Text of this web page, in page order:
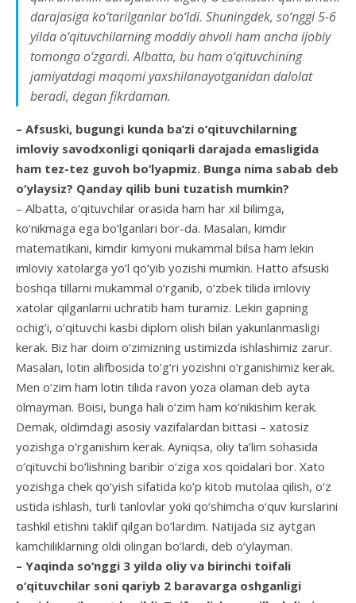
dara­jasiga ko‘tarilganlar bo‘ldi. Shuning­dek, so‘nggi 5-6
yilda o‘qituvchilarning moddiy ahvoli ham ancha ijobiy
tomonga o‘zgardi. Albatta, bu ham o‘qituvchining
jamiyatdagi maqomi yaxshilanayotganidan dalolat
beradi, degan fikrdaman.
– Afsuski, bugungi kunda ba’zi o‘qituvchilarning
imloviy savodxonligi qoniqarli darajada emasligida
ham tez-tez guvoh bo‘lyapmiz. Bunga nima sabab deb
o‘ylaysiz? Qanday qilib buni tuzatish mumkin?
– Albatta, o‘qituvchilar orasida ham har xil bilimga,
ko‘nikmaga ega bo‘lganlari bor-da. Masalan, kimdir
matematikani, kimdir kimyoni mukammal bilsa ham lekin
imloviy xatolarga yo‘l qo‘yib yozishi mum­kin. Hatto afsuski
boshqa tillarni mukammal o‘rganib, o‘zbek tilida imloviy
xatolar qilganlarni uchratib ham turamiz. Lekin gapning
ochig‘i, o‘qituvchi kasbi diplom olish bilan yakunlanmasligi
kerak. Biz har doim o‘zimizning ustimizda ishlashimiz zarur.
Masalan, lotin alifbosida to‘g‘ri yozishni o‘rganishimiz kerak.
Men o‘zim ham lotin tilida ravon yoza olaman deb ayta
olmayman. Boisi, bunga hali o‘zim ham ko‘nikishim kerak.
Demak, oldimdagi asosiy vazifalardan bittasi – xatosiz
yozish­ga o‘rganishim kerak. Ayniqsa, oliy ta’lim sohasida
o‘qituvchi bo‘lishning baribir o‘ziga xos qoidalari bor. Xato
yozishga chek qo‘yish sifatida ko‘p kitob muto­laa qilish, o‘z
ustida ishlash, turli tanlovlar yoki qo‘shimcha o‘quv kurslarini
tashkil etishni taklif qilgan bo‘lardim. Natijada siz aytgan
kamchiliklarning oldi olingan bo‘lardi, deb o‘ylayman.
– Yaqinda so‘nggi 3 yilda oliy va birinchi toifali
o‘qituvchilar soni qariyb 2 baravarga oshgan­ligi